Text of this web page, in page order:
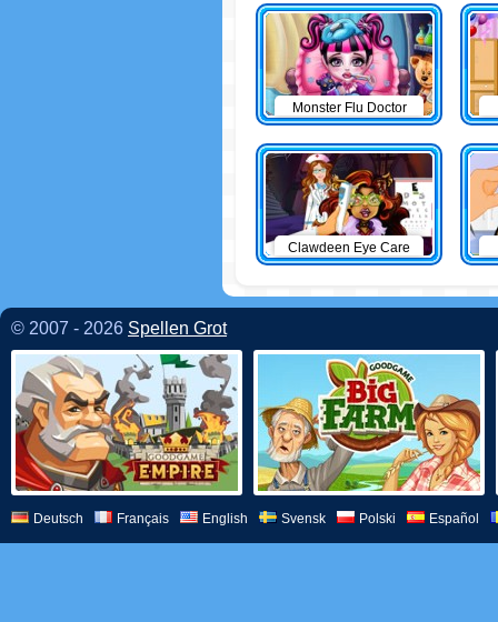
Monster Flu Doctor
Clawdeen Eye Care
© 2007 - 2026 Spellen Grot
Deutsch Français English Svensk Polski Español